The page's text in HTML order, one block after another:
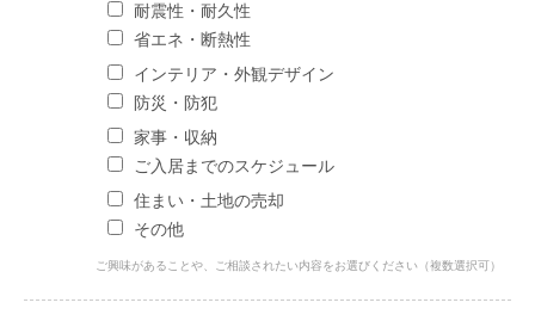
耐震性・耐久性
省エネ・断熱性
インテリア・外観デザイン
防災・防犯
家事・収納
ご入居までのスケジュール
住まい・土地の売却
その他
ご興味があることや、ご相談されたい内容をお選びください（複数選択可）